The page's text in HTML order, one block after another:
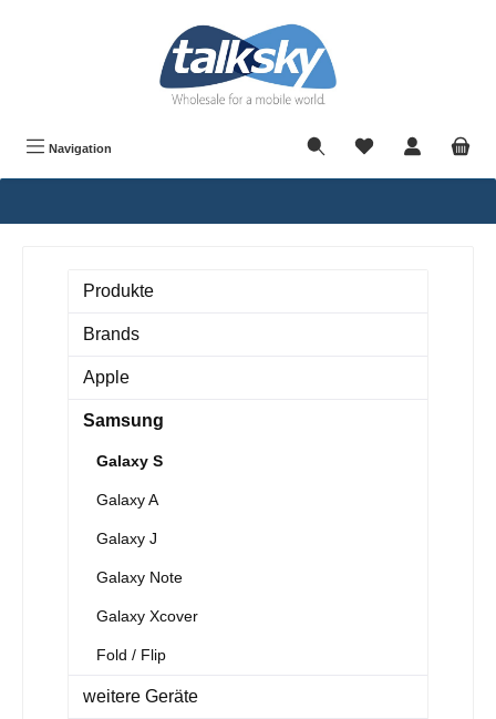
Navigation
Produkte
Brands
Apple
Samsung
Galaxy S
Galaxy A
Galaxy J
Galaxy Note
Galaxy Xcover
Fold / Flip
weitere Geräte